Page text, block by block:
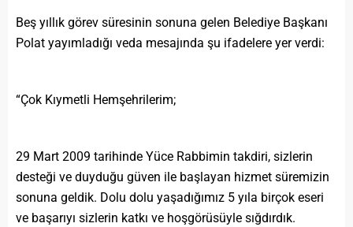
Beş yıllık görev süresinin sonuna gelen Belediye Başkanı
Polat yayımladığı veda mesajında şu ifadelere yer verdi:
“Çok Kıymetli Hemşehrilerim;
29 Mart 2009 tarihinde Yüce Rabbimin takdiri, sizlerin
desteği ve duyduğu güven ile başlayan hizmet süremizin
sonuna geldik. Dolu dolu yaşadığımız 5 yıla birçok eseri
ve başarıyı sizlerin katkı ve hoşgörüsüyle sığdırdık.